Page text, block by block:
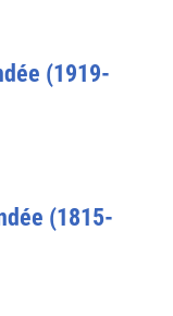
(1919-
(1815-